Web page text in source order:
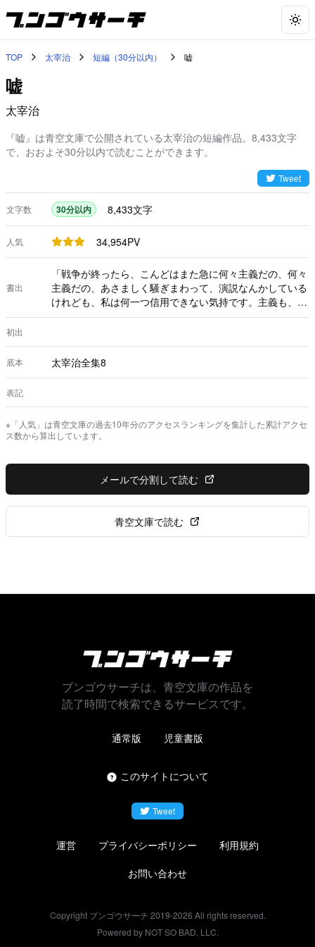
TOP 太宰治 短編（30分以内） 嘘
嘘
太宰治
『嘘』は青空文庫で公開されている太宰治の短編作品。8,433文字
で、おおよそ30分以内で読むことができます。
Tweet
文字数 30分以内 8,433文字
人気 34,954PV
書出
「戦争が終ったら、こんどはまた急に何々主義だの、何々
主義だの、あさましく騒ぎまわって、演説なんかしている
けれども、私は何一つ信用できない気持です。主義も、思
想も、へったくれも要らない。男は嘘をつく事をやめて、
と思う。」 私は焼け出されて津軽の生家の居候にな
り、鬱々として楽しまず、ひょっこり訪ねて来た小学時代
の同級生でいまはこの町の名誉職の人に向
初出
底本 太宰治全集8
表記
※「人気」は青空文庫の過去10年分のアクセスランキングを集計した累計アクセ
ス数から算出しています。
メールで分割して読む
青空文庫で読む
ブンゴウサーチは、青空文庫の作品を
読了時間で検索できるサービスです。
通常版 児童書版
このサイトについて
Tweet
運営 プライバシーポリシー
利用規約
お問い合わせ
Copyright ブンゴウサーチ 2019-2026 All rights reserved.
Powered by NOT SO BAD, LLC.